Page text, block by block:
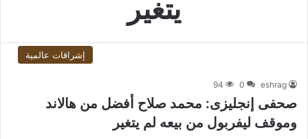
يتغير
إشراقات عالمية
eshrag
0
94
صحفى إنجليزى: محمد صلاح أفضل من هالاند
وموقف ليفربول من بيعه لم يتغير